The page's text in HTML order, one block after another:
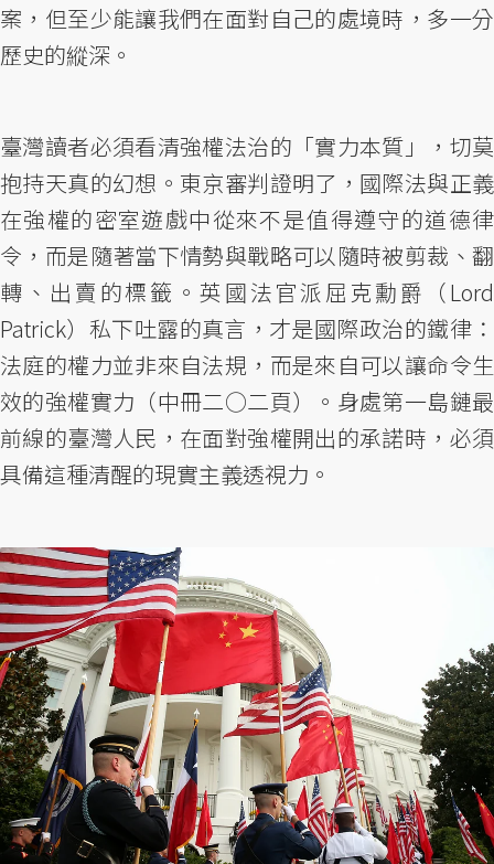
案，但至少能讓我們在面對自己的處境時，多一分
歷史的縱深。
臺灣讀者必須看清強權法治的「實力本質」，切莫
抱持天真的幻想。東京審判證明了，國際法與正義
在強權的密室遊戲中從來不是值得遵守的道德律
令，而是隨著當下情勢與戰略可以隨時被剪裁、翻
轉、出賣的標籤。英國法官派屈克勳爵（Lord
Patrick）私下吐露的真言，才是國際政治的鐵律：
法庭的權力並非來自法規，而是來自可以讓命令生
效的強權實力（中冊二○二頁）。身處第一島鏈最
前線的臺灣人民，在面對強權開出的承諾時，必須
具備這種清醒的現實主義透視力。